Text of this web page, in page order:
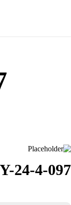
24-4-097